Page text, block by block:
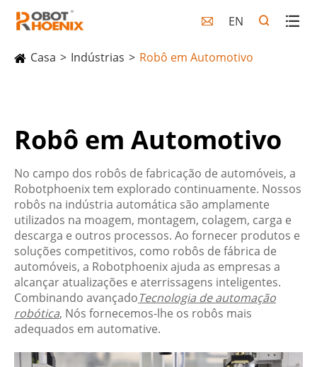
 EN
Casa Indústrias Robô em Automotivo
Robô em Automotivo
No campo dos robôs de fabricação de automóveis, a
Robotphoenix tem explorado continuamente. Nossos
robôs na indústria automática são amplamente
utilizados na moagem, montagem, colagem, carga e
descarga e outros processos. Ao fornecer produtos e
soluções competitivos, como robôs de fábrica de
automóveis, a Robotphoenix ajuda as empresas a
alcançar atualizações e aterrissagens inteligentes.
Combinando avançadoTecnologia de automação
robótica, Nós fornecemos-lhe os robôs mais
adequados em automative.